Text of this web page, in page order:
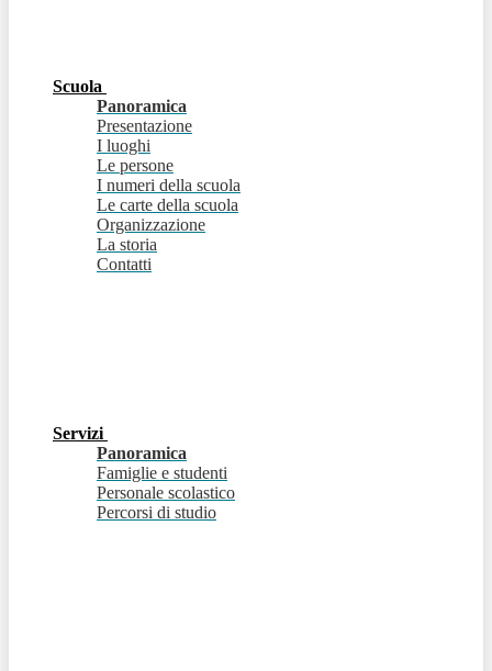
Scuola
Panoramica
Presentazione
I luoghi
Le persone
I numeri della scuola
Le carte della scuola
Organizzazione
La storia
Contatti
Servizi
Panoramica
Famiglie e studenti
Personale scolastico
Percorsi di studio